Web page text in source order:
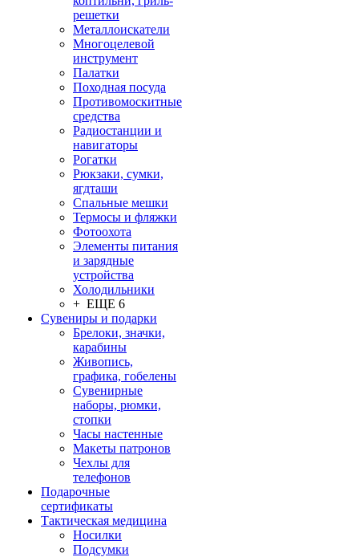
решетки
Металлоискатели
Многоцелевой
инструмент
Палатки
Походная посуда
Противомоскитные
средства
Радиостанции и
навигаторы
Рогатки
Рюкзаки, сумки,
ягдташи
Спальные мешки
Термосы и фляжки
Фотоохота
Элементы питания
и зарядные
устройства
Холодильники
+ ЕЩЕ 6
Сувениры и подарки
Брелоки, значки,
карабины
Живопись,
графика, гобелены
Сувенирные
наборы, рюмки,
стопки
Часы настенные
Макеты патронов
Чехлы для
телефонов
Подарочные
сертификаты
Тактическая медицина
Носилки
Подсумки